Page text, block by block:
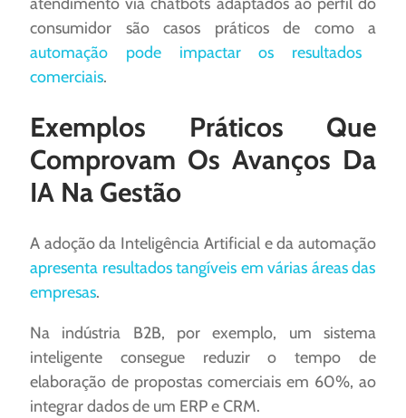
consumidor são casos práticos de como a
automação pode impactar os resultados
comerciais.
Exemplos Práticos Que
Comprovam Os Avanços Da
IA Na Gestão
A adoção da Inteligência Artificial e da automação
apresenta resultados tangíveis em várias áreas das
empresas.
Na indústria B2B, por exemplo, um sistema
inteligente consegue reduzir o tempo de
elaboração de propostas comerciais em 60%, ao
integrar dados de um ERP e CRM.